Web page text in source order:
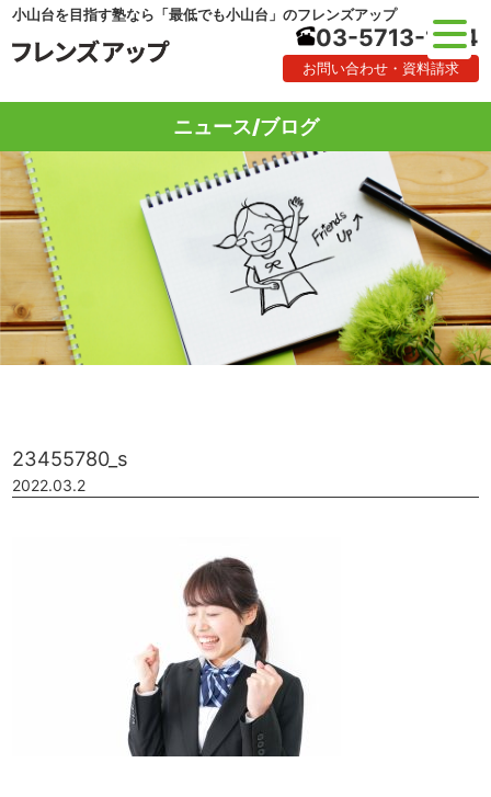
小山台を目指す塾なら「最低でも小山台」のフレンズアップ
03-5713-1184
お問い合わせ・資料請求
ニュース/ブログ
23455780_s
2022.03.2